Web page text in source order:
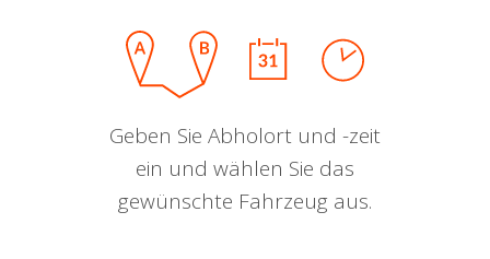
Geben Sie Abholort und -zeit
ein und wählen Sie das
gewünschte Fahrzeug aus.